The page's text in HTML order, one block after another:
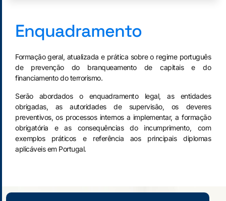
Enquadramento
Formação geral, atualizada e prática sobre o regime português
de prevenção do branqueamento de capitais e do
financiamento do terrorismo.
Serão abordados o enquadramento legal, as entidades
obrigadas, as autoridades de supervisão, os deveres
preventivos, os processos internos a implementar, a formação
obrigatória e as consequências do incumprimento, com
exemplos práticos e referência aos principais diplomas
aplicáveis em Portugal.